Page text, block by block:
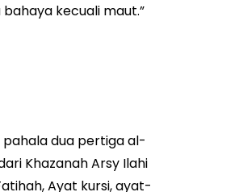
bahaya kecuali maut.”
dua pertiga al-
Khazanah Arsy Ilahi
Ayat kursi, ayat-